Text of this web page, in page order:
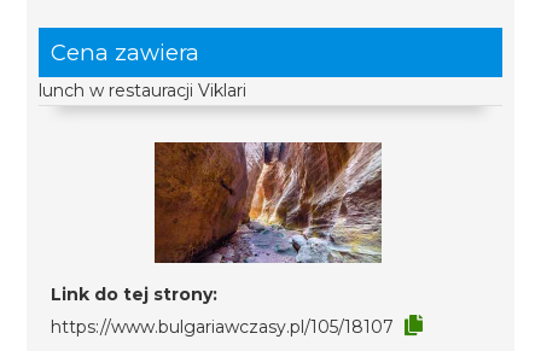
Cena zawiera
lunch w restauracji Viklari
Link do tej strony:
https://www.bulgariawczasy.pl/105/18107